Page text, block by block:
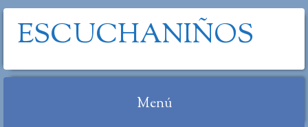
ESCUCHANIÑOS
Menú